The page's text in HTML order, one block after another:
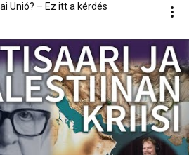
Unió? – Ez itt a kérdés